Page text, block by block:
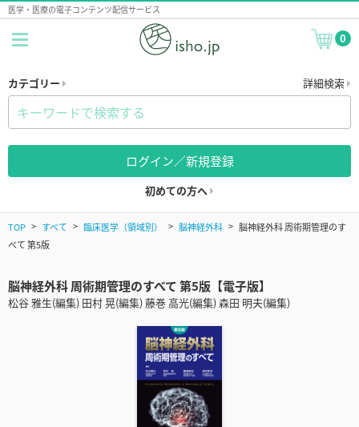
医学・医療の電子コンテンツ配信サービス
0
カテゴリー 詳細検索
ログイン／新規登録
初めての方へ
TOP すべて 臨床医学（領域別） 脳神経外科
脳神経外科 周術期管理のす
べて 第5版
脳神経外科 周術期管理のすべて 第5版【電子版】
松谷 雅生(編集) 田村 晃(編集) 藤巻 高光(編集) 森田 明夫(編集)